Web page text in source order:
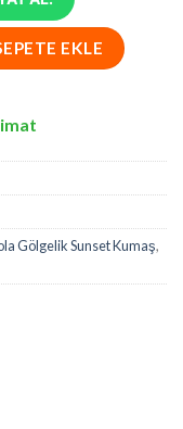
Gölgelik Sunset
EKLE
Gölgelik Sunset Kumaş,